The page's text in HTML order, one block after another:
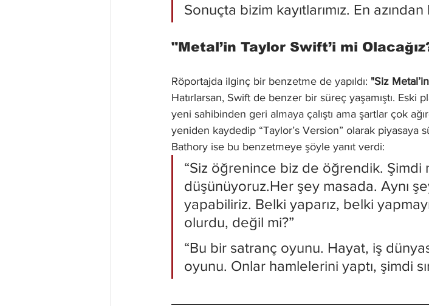
Sonuçta bizim kayıtlarımız. En
"Metal’in Taylor Swift’i mi
Röportajda ilginç bir benzetme de yapıldı: "Siz
Hatırlarsan, Swift de benzer bir süreç yaşamıştı. Eski
yeni sahibinden geri almaya çalıştı ama şartlar çok
yeniden kaydedip “Taylor’s Version” olarak piyasaya
Bathory ise bu benzetmeye şöyle yanıt verdi:
“Siz öğrenince biz de öğrendik. Şimdi
düşünüyoruz.Her şey masada. Aynı
yapabiliriz. Belki yaparız, belki
olurdu, değil mi?”
“Bu bir satranç oyunu. Hayat, iş
oyunu. Onlar hamlelerini yaptı, şimdi